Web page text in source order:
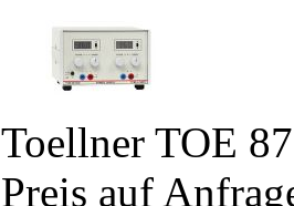
Toellner TOE
Preis auf